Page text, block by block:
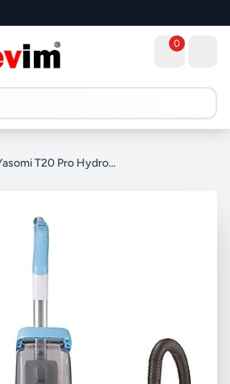
0
Yasomi T20 Pro Hydrostream Koltuk ve Halı Yıkama Makinesi